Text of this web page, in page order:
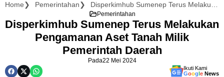
Home Pemerintahan
Pemerintahan
Disperkimhub Sumenep Terus Melakukan
Pengamanan Aset Tanah Milik
Pemerintah Daerah
Pada22 Mei 2024
Ikuti Kami
Google News